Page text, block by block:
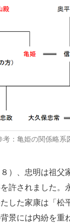
：亀姫の関係略系
）、忠明は祖父
許されました。
した家康は「松
景には内紛を重